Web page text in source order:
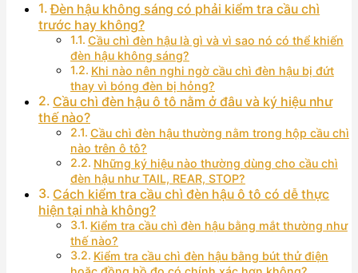
Đèn hậu không sáng có phải kiểm tra cầu chì
trước hay không?
Cầu chì đèn hậu là gì và vì sao nó có thể khiến
đèn hậu không sáng?
Khi nào nên nghi ngờ cầu chì đèn hậu bị đứt
thay vì bóng đèn bị hỏng?
Cầu chì đèn hậu ô tô nằm ở đâu và ký hiệu như
thế nào?
Cầu chì đèn hậu thường nằm trong hộp cầu chì
nào trên ô tô?
Những ký hiệu nào thường dùng cho cầu chì
đèn hậu như TAIL, REAR, STOP?
Cách kiểm tra cầu chì đèn hậu ô tô có dễ thực
hiện tại nhà không?
Kiểm tra cầu chì đèn hậu bằng mắt thường như
thế nào?
Kiểm tra cầu chì đèn hậu bằng bút thử điện